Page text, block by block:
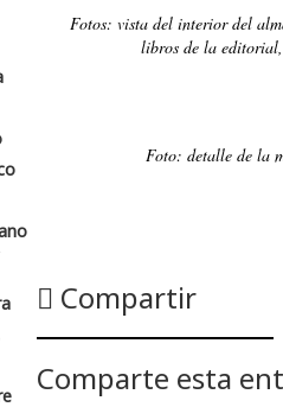
Fotos: vista del interior del
libros de la
Foto: detalle de la
Compartir
Comparte esta